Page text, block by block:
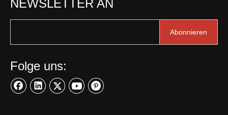
NEWSLETTER AN
Abonnieren
Folge uns: